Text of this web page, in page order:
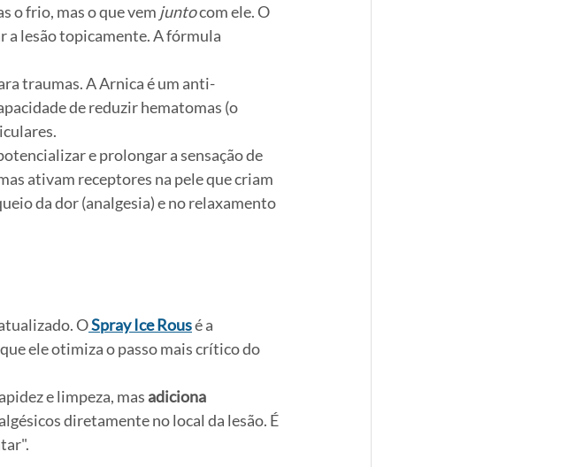
o frio, mas o que vem junto com ele. O
a lesão topicamente. A fórmula
traumas. A Arnica é um anti-
de reduzir hematomas (o
e prolongar a sensação de
ativam receptores na pele que criam
da dor (analgesia) e no relaxamento
OSpray Ice Rous é a
ele otimiza o passo mais crítico do
e limpeza, mas adiciona
diretamente no local da lesão. É